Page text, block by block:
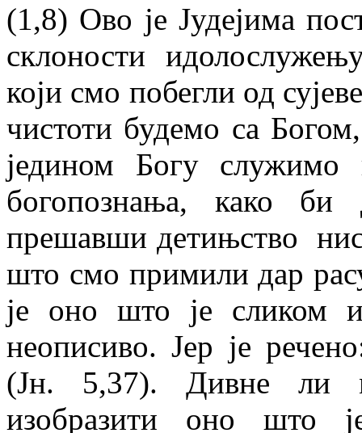
(1,8) Ово је Јудејима
склоности
који смо побегли од
чистоти будемо са
једином Богу служимо
богопознања, како
прешавши детињство
што смо примили дар
је оно што је сликом
неописиво. Јер је
(Јн. 5,37). Дивне ли
изобразити оно што